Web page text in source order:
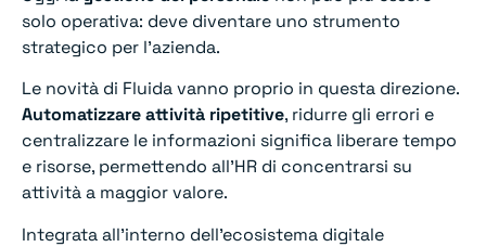
solo operativa: deve diventare uno strumento
strategico per l’azienda.
Le novità di Fluida vanno proprio in questa direzione.
Automatizzare attività ripetitive, ridurre gli errori e
centralizzare le informazioni significa liberare tempo
e risorse, permettendo all’HR di concentrarsi su
attività a maggior valore.
Integrata all’interno dell’ecosistema digitale